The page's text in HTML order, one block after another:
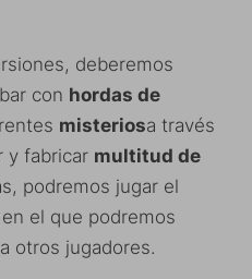
deberemos
con hordas de
misteriosa través
y fabricar multitud de
podremos jugar el
en el que podremos
otros jugadores.